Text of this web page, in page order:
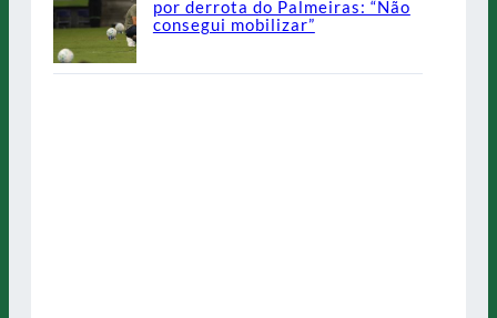
por derrota do Palmeiras: “Não
consegui mobilizar”